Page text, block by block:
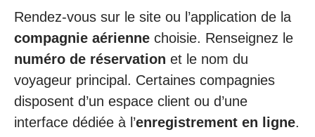
Rendez-vous sur le site ou l’application de la
compagnie aérienne choisie. Renseignez le
numéro de réservation et le nom du
voyageur principal. Certaines compagnies
disposent d’un espace client ou d’une
interface dédiée à l’enregistrement en ligne.